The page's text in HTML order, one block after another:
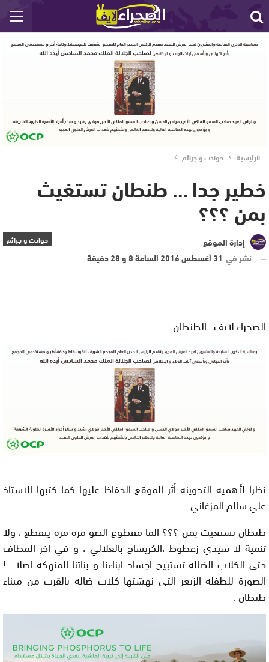
الرئيسية حوادث و جرائم
خطير جدا … طنطان تستغيث
بمن ؟؟؟
حوادث و جرائم
إدارة الموقع
نشر في 31 أغسطس 2016 الساعة 8 و 28 دقيقة
الصحراء لايف : الطنطان
نظرا لأهمية التدوينة أثر الموقع الحفاظ عليها كما كتبها الاستاذ
علي سالم المزغاني .
طنطان تستغيث بمن ؟؟؟ الما مقطوع الضو مرة مرة يتقطع ، ولا
تنمية لا سيدي زعطوط ،الكريساج بالعلالي ، و في اخر المطاف
حتى الكلاب الضالة تستبيح اجساد ابناءنا و بناتنا المنهكة اصلا ..!
الصورة للطفلة الزيعر التي نهشتها كلاب ضالة بالقرب من ميناء
طنطان .